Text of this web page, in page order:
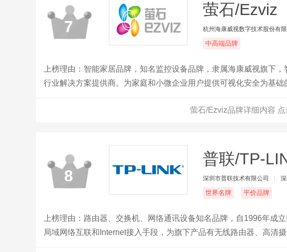
7
萤石/Ezviz
杭州海康威视数字技术股份有限
中高端品牌
上榜理由：智能家居品牌，知名监控设备品牌，隶属海康威视旗下
行业解决方案提供商。为家庭和小微企业用户提供可视化安全为基
萤石/Ezviz品牌详细内容
8
普联/TP-
深圳市普联技术有限公司 深
世界名牌 平价品牌
上榜理由：路由器、交换机、网络通讯设备知名品牌，自1996年成
局域网络互联和Internet接入手段，为旗下产品有无线路由器、高清摄